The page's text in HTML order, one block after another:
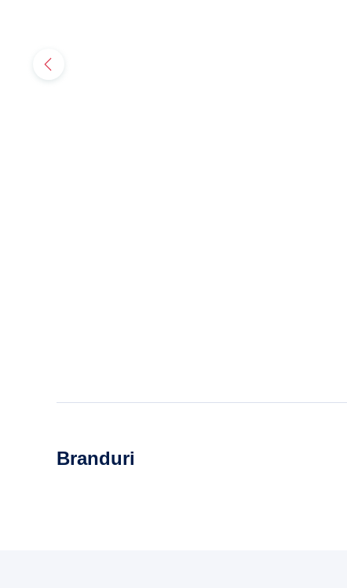
Branduri